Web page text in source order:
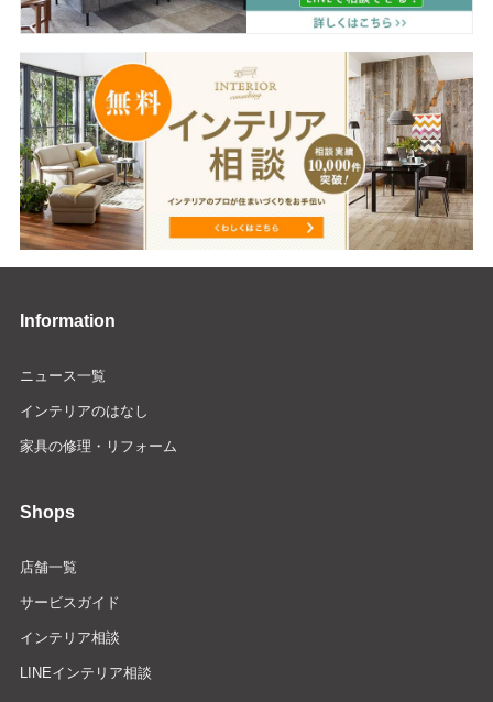
Information
ニュース一覧
インテリアのはなし
家具の修理・リフォーム
Shops
店舗一覧
サービスガイド
インテリア相談
LINEインテリア相談